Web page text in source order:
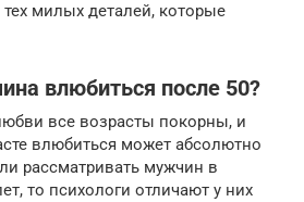
милых деталей, которые
влюбиться после 50?
все возрасты покорны, и
влюбиться может абсолютно
рассматривать мужчин в
то психологи отличают у них